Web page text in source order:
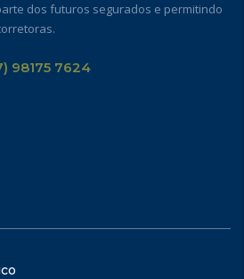
dos futuros segurados e permitindo
98175 7624